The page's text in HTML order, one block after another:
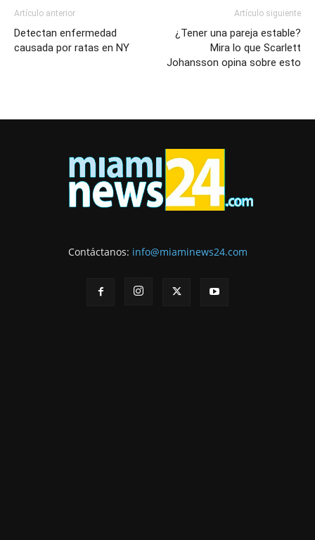
Artículo anterior
Detectan enfermedad
causada por ratas en NY
Artículo siguiente
¿Tener una pareja estable?
Mira lo que Scarlett
Johansson opina sobre esto
Contáctanos: info@miaminews24.com